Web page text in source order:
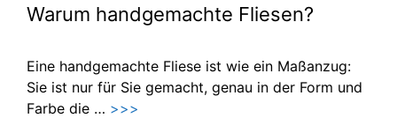
Warum handgemachte Fliesen?
Eine handgemachte Fliese ist wie ein Maßanzug:
Sie ist nur für Sie gemacht, genau in der Form und
Farbe die … >>>